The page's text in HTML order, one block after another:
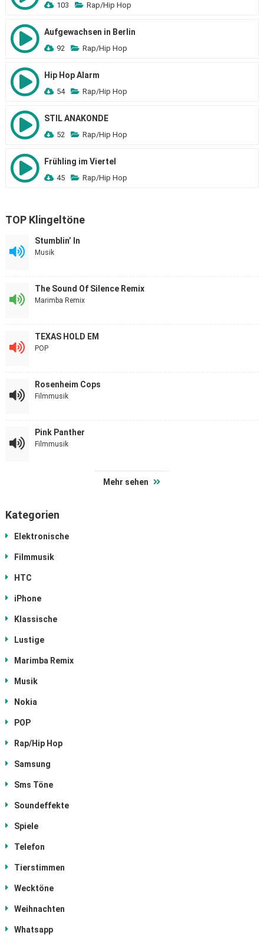
103 Rap/Hip Hop
Aufgewachsen in Berlin
92 Rap/Hip Hop
Hip Hop Alarm
54 Rap/Hip Hop
STIL ANAKONDE
52 Rap/Hip Hop
Frühling im Viertel
45 Rap/Hip Hop
TOP Klingeltöne
Stumblin’ In
Musik
The Sound Of Silence Remix
Marimba Remix
TEXAS HOLD EM
POP
Rosenheim Cops
Filmmusik
Pink Panther
Filmmusik
Mehr sehen
Kategorien
Elektronische
Filmmusik
HTC
iPhone
Klassische
Lustige
Marimba Remix
Musik
Nokia
POP
Rap/Hip Hop
Samsung
Sms Töne
Soundeffekte
Spiele
Telefon
Tierstimmen
Wecktöne
Weihnachten
Whatsapp